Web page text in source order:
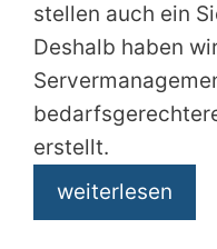
stellen auch ein
Deshalb haben
erstellt.
weiterlesen